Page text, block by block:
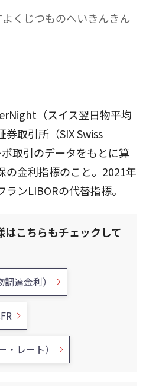
くじつものへいきんきん
（スイス翌日物平均
取引所（SIX Swiss
取引のデータをもとに算
の金利指標のこと。2021年
ンLIBORの代替指標。
はこちらもチェックして
達金利）
・レート）